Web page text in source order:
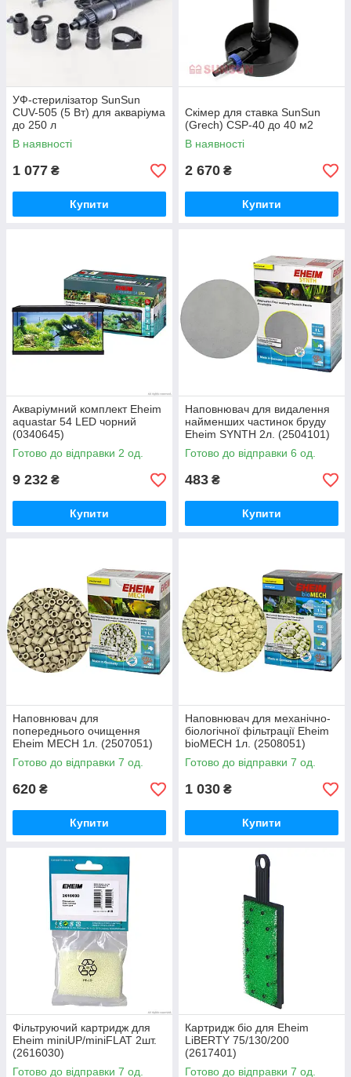
УФ-стерилізатор SunSun
CUV-505 (5 Вт) для акваріума
до 250 л
В наявності
1 077 ₴
Купити
Скімер для ставка SunSun
(Grech) CSP-40 до 40 м2
В наявності
2 670 ₴
Купити
Акваріумний комплект Eheim
aquastar 54 LED чорний
(0340645)
Готово до відправки 2 од.
9 232 ₴
Купити
Наповнювач для видалення
найменших частинок бруду
Eheim SYNTH 2л. (2504101)
Готово до відправки 6 од.
483 ₴
Купити
Наповнювач для
попереднього очищення
Eheim MECH 1л. (2507051)
Готово до відправки 7 од.
620 ₴
Купити
Наповнювач для механічно-
біологічної фільтрації Eheim
bioMECH 1л. (2508051)
Готово до відправки 7 од.
1 030 ₴
Купити
Фільтруючий картридж для
Eheim miniUP/miniFLAT 2шт.
(2616030)
Готово до відправки 7 од.
Картридж біо для Eheim
LiBERTY 75/130/200
(2617401)
Готово до відправки 7 од.